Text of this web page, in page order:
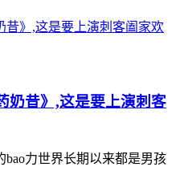
奶昔》,这是要上演刺客
力世界长期以来都是男孩